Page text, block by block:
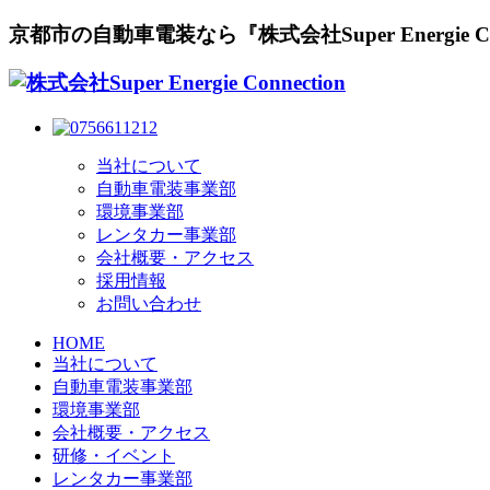
京都市の自動車電装なら『株式会社Super Energie
当社について
自動車電装事業部
環境事業部
レンタカー事業部
会社概要・アクセス
採用情報
お問い合わせ
HOME
当社について
自動車電装事業部
環境事業部
会社概要・アクセス
研修・イベント
レンタカー事業部